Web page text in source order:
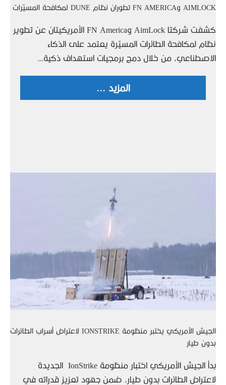
AIMLOCK وFN AMERICA تطوران نظام DUNE لمكافحة المسيّرات
كشفت شركتا AimLock وFN America الأمريكيتان عن تطوير
نظام لمكافحة الطائرات المسيّرة يعتمد على الذكاء
الاصطناعي، من خلال دمج برمجيات استهداف ذكية…
المزيد ...
الجيش الأمريكي يختبر منظومة IONSTRIKE لاعتراض أسراب الطائرات
بدون طيار
بدأ الجيش الأمريكي اختبار منظومة IonStrike الجديدة
لاعتراض الطائرات بدون طيار، ضمن جهود تعزيز قدراته في